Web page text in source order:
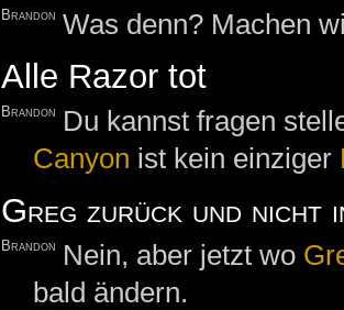
Brandon Was denn? Machen
Alle Razor tot
Brandon
Du kannst fragen
Canyon ist kein einziger
Greg zurück und nicht
Brandon Nein, aber jetzt wo
bald ändern.